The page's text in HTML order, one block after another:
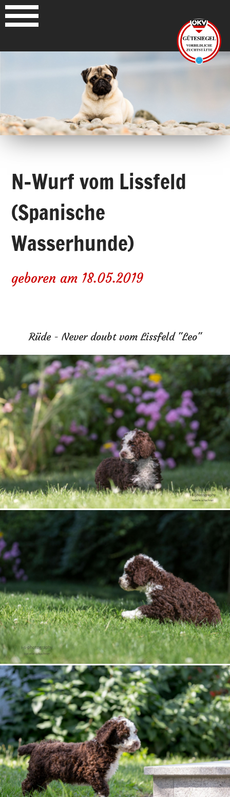
N-Wurf vom Lissfeld
(Spanische
Wasserhunde)
geboren am 18.05.2019
Rüde - Never doubt vom Lissfeld "Leo"